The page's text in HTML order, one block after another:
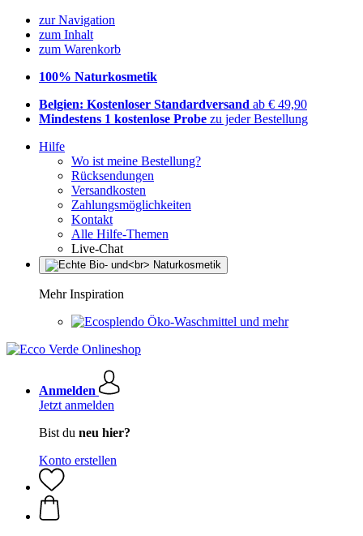
zur Navigation
zum Inhalt
zum Warenkorb
100% Naturkosmetik
Belgien: Kostenloser Standardversand ab € 49,90
Mindestens 1 kostenlose Probe zu jeder Bestellung
Hilfe
Wo ist meine Bestellung?
Rücksendungen
Versandkosten
Zahlungsmöglichkeiten
Kontakt
Alle Hilfe-Themen
Live-Chat
Mehr Inspiration
Öko-Waschmittel und mehr
Anmelden
Jetzt anmelden
Bist du neu hier?
Konto erstellen